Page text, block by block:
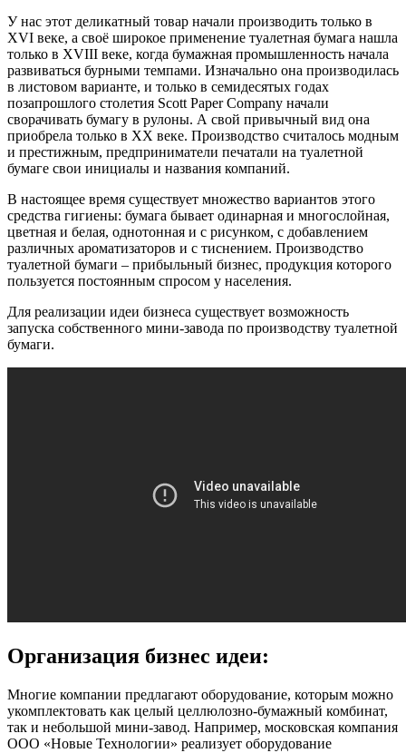
У нас этот деликатный товар начали производить только в
XVI веке, а своё широкое применение туалетная бумага нашла
только в XVIII веке, когда бумажная промышленность начала
развиваться бурными темпами. Изначально она производилась
в листовом варианте, и только в семидесятых годах
позапрошлого столетия Scott Paper Company начали
сворачивать бумагу в рулоны. А свой привычный вид она
приобрела только в XX веке. Производство считалось модным
и престижным, предприниматели печатали на туалетной
бумаге свои инициалы и названия компаний.
В настоящее время существует множество вариантов этого
средства гигиены: бумага бывает одинарная и многослойная,
цветная и белая, однотонная и с рисунком, с добавлением
различных ароматизаторов и с тиснением. Производство
туалетной бумаги – прибыльный бизнес, продукция которого
пользуется постоянным спросом у населения.
Для реализации идеи бизнеса существует возможность
запуска собственного мини-завода по производству туалетной
бумаги.
Организация бизнес идеи:
Многие компании предлагают оборудование, которым можно
укомплектовать как целый целлюлозно-бумажный комбинат,
так и небольшой мини-завод. Например, московская компания
ООО «Новые Технологии» реализует оборудование